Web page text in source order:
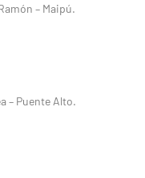
– Maipú.
– Puente Alto.